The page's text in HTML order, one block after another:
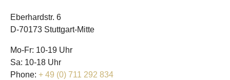
Eberhardstr. 6
D-70173 Stuttgart-Mitte
Mo-Fr: 10-19 Uhr
Sa: 10-18 Uhr
Phone: + 49 (0) 711 292 834